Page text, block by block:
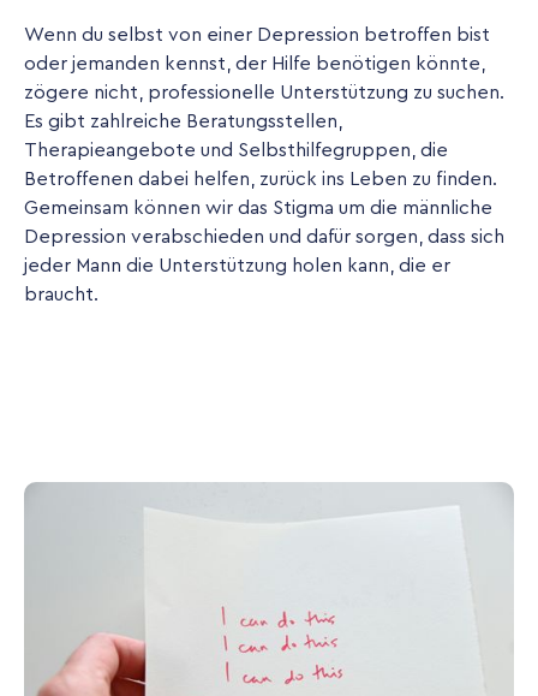
Wenn du selbst von einer Depression betroffen bist
oder jemanden kennst, der Hilfe benötigen könnte,
zögere nicht, professionelle Unterstützung zu suchen.
Es gibt zahlreiche Beratungsstellen,
Therapieangebote und Selbsthilfegruppen, die
Betroffenen dabei helfen, zurück ins Leben zu finden.
Gemeinsam können wir das Stigma um die männliche
Depression verabschieden und dafür sorgen, dass sich
jeder Mann die Unterstützung holen kann, die er
braucht.